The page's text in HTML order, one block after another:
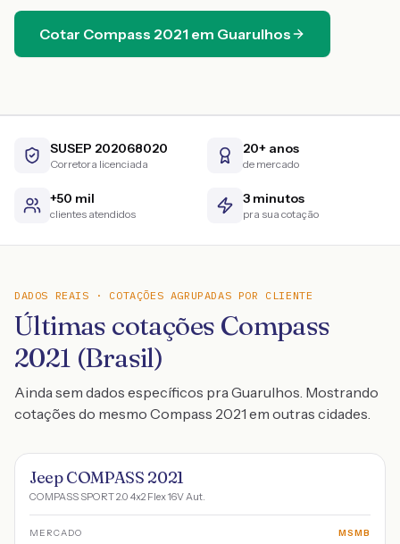
Cotar Compass 2021 em Guarulhos
SUSEP 202068020
Corretora licenciada
20+ anos
de mercado
+50 mil
clientes atendidos
3 minutos
pra sua cotação
DADOS REAIS · COTAÇÕES AGRUPADAS POR CLIENTE
Últimas cotações Compass
2021 (Brasil)
Ainda sem dados específicos pra Guarulhos. Mostrando
cotações do mesmo Compass 2021 em outras cidades.
Jeep COMPASS 2021
COMPASS SPORT 2.0 4x2 Flex 16V Aut.
MERCADO MSMB